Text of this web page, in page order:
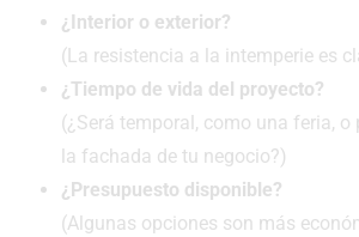
¿Interior o exterior?
(La resistencia a la intemperie es
¿Tiempo de vida del proyecto?
(¿Será temporal, como una feria, o
la fachada de tu negocio?)
¿Presupuesto disponible?
(Algunas opciones son más